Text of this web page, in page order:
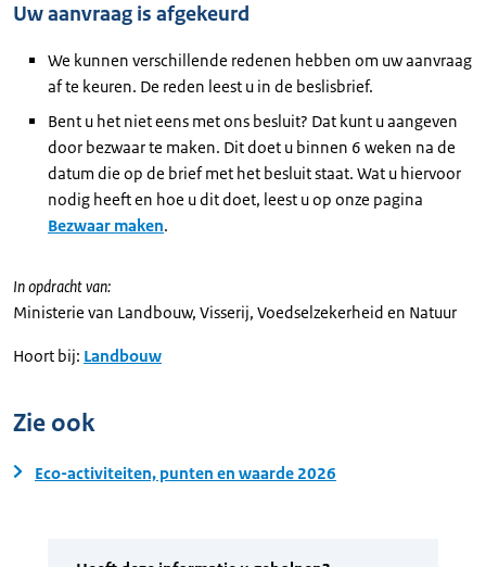
Uw aanvraag is afgekeurd
We kunnen verschillende redenen hebben om uw aanvraag
af te keuren. De reden leest u in de beslisbrief.
Bent u het niet eens met ons besluit? Dat kunt u aangeven
door bezwaar te maken. Dit doet u binnen 6 weken na de
datum die op de brief met het besluit staat. Wat u hiervoor
nodig heeft en hoe u dit doet, leest u op onze pagina
Bezwaar maken.
In opdracht van:
Ministerie van Landbouw, Visserij, Voedselzekerheid en Natuur
Hoort bij: Landbouw
Zie ook
Eco-activiteiten, punten en waarde 2026